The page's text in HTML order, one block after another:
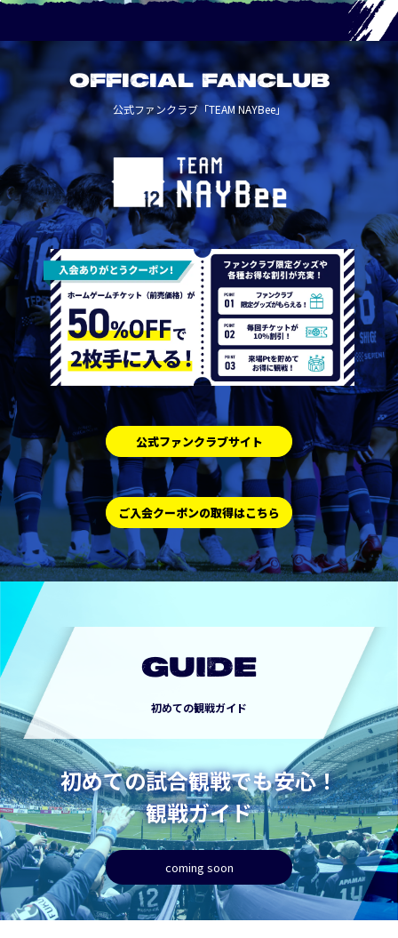
OFFICIAL FANCLUB
公式ファンクラブ「TEAM NAYBee」
公式ファンクラブサイト
ご入会クーポンの取得はこちら
GUIDE
初めての観戦ガイド
初めての試合観戦でも安心！
観戦ガイド
coming soon